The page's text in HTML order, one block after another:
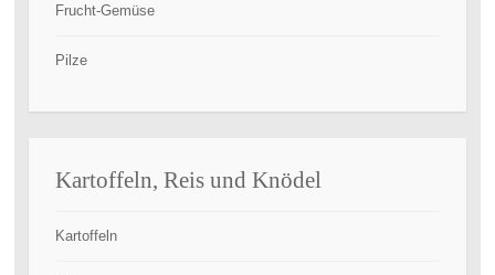
Frucht-Gemüse
Pilze
Kartoffeln, Reis und Knödel
Kartoffeln